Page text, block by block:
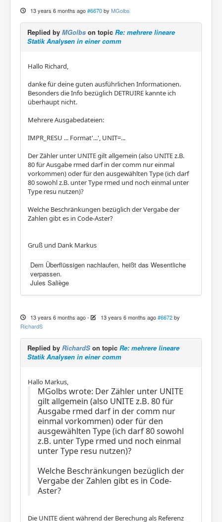
13 years 6 months ago #6670 by MGolbs
Replied by MGolbs on topic Re: mehrere lineare
Statik Analysen in einer comm
Hallo Richard,
danke für deine guten ausführlichen Informationen.
Besonders die Info bezüglich DETRUIRE kannte ich
überhaupt nicht.
Mehrere Ausgabedateien:
IMPR_RESU ... Format'...', UNIT=...
Der Zähler unter UNITE gilt allgemein (also UNITE z.B.
80 für Ausgabe rmed darf in der comm nur einmal
vorkommen) oder für den ausgewählten Type (ich darf
80 sowohl z.B. unter Type rmed und noch einmal unter
Type resu nutzen)?
Welche Beschränkungen bezüglich der Vergabe der
Zahlen gibt es in Code-Aster?
Gruß und Dank Markus
Dem Überflüssigen nachlaufen, heißt das Wesentliche
verpassen.
Jules Saliège
13 years 6 months ago- 13 years 6 months ago #6672 by
RichardS
Replied by RichardS on topic Re: mehrere lineare
Statik Analysen in einer comm
Hallo Markus,
MGolbs wrote: Der Zähler unter UNITE
gilt allgemein (also UNITE z.B. 80 für
Ausgabe rmed darf in der comm nur
einmal vorkommen) oder für den
ausgewählten Type (ich darf 80 sowohl
z.B. unter Type rmed und noch einmal
unter Type resu nutzen)?
Welche Beschränkungen bezüglich der
Vergabe der Zahlen gibt es in Code-
Aster?
Die UNITE dient während der Berechung als Referenz